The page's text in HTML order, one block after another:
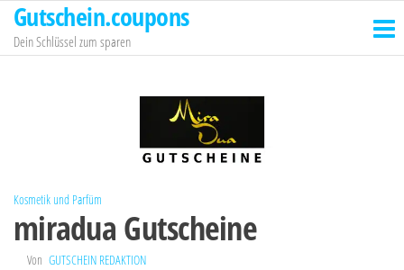
Zum
Inhalt
springen
Gutschein.coupons
Dein Schlüssel zum sparen
Kosmetik und Parfüm
miradua Gutscheine
Von GUTSCHEIN REDAKTION